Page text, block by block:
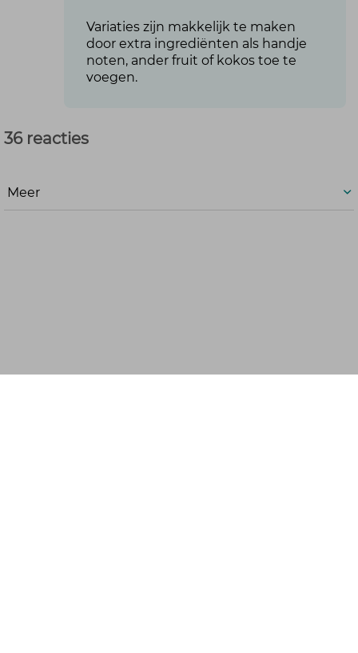
Variaties zijn makkelijk te maken
door extra ingrediënten als handje
noten, ander fruit of kokos toe te
voegen.
36 reacties
Meer